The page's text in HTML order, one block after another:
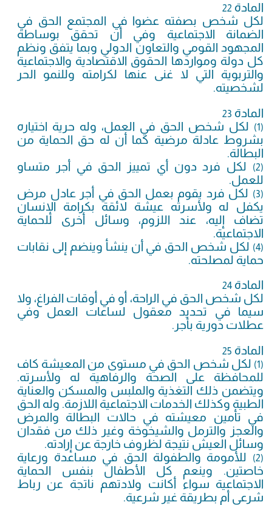
المادة 22
لكل شخص بصفته عضوا في المجتمع الحق في
الضمانة الاجتماعية وفي أن تحقق بوساطة
المجهود القومي والتعاون الدولي وبما يتفق ونظم
كل دولة ومواردها الحقوق الاقتصادية والاجتماعية
والتربوية التي لا غنى عنها لكرامته وللنمو الحر
لشخصيته.
المادة 23
(1)
لكل شخص الحق في العمل، وله حرية اختياره
بشروط عادلة مرضية كما أن له حق الحماية من
البطالة.
(2)
لكل فرد دون أي تمييز الحق في أجر متساو
للعمل.
(3)
لكل فرد يقوم بعمل الحق في أجر عادل مرض
يكفل له ولأسرته عيشة لائقة بكرامة الإنسان
تضاف إليه، عند اللزوم، وسائل أخرى للحماية
الاجتماعية.
(4)
لكل شخص الحق في أن ينشأ وينضم إلى نقابات
حماية لمصلحته.
المادة24
لكل شخص الحق في الراحة، أو في أوقات الفراغ، ولا
سيما في تحديد معقول لساعات العمل وفي
عطلات دورية بأجر.
المادة 25
(1)
لكل شخص الحق في مستوى من المعيشة كاف
للمحافظة على الصحة والرفاهية له ولأسرته.
ويتضمن ذلك التغذية والملبس والمسكن والعناية
الطبية وكذلك الخدمات الاجتماعية اللازمة. وله الحق
في تأمين معيشته في حالات البطالة والمرض
والعجز والترمل والشيخوخة وغير ذلك من فقدان
وسائل العيش نتيجة لظروف خارجة عن إرادته.
(2)
للأمومة والطفولة الحق في مساعدة ورعاية
خاصتين. وينعم كل الأطفال بنفس الحماية
الاجتماعية سواء أكانت ولادتهم ناتجة عن رباط
شرعي أم بطريقة غير شرعية.